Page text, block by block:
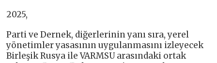
2025,
Parti ve Dernek, diğerlerinin yanı sıra, yerel
yönetimler yasasının uygulanmasını izleyecek
Birleşik Rusya ile VARMSU arasındaki ortak